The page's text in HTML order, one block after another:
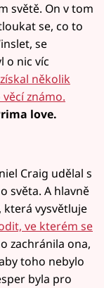
světě. On v tom
se, co to
se
o nic víc
několik
známo.
love.
Craig udělal s
světa. A hlavně
která vysvětluje
ve kterém se
zachránila ona,
toho nebylo
byla pro